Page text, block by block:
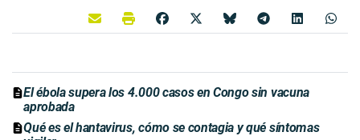
El ébola supera los 4.000 casos en Congo sin vacuna
aprobada
Qué es el hantavirus, cómo se contagia y qué síntomas